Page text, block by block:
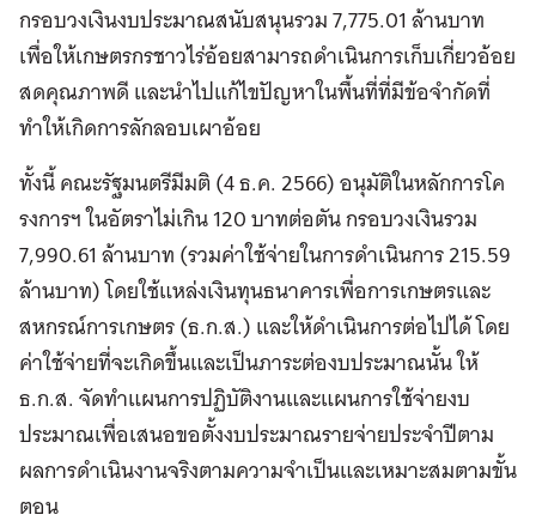
กรอบวงเงินงบประมาณสนับสนุนรวม 7,775.01 ล้านบาท
เพื่อให้เกษตรกรชาวไร่อ้อยสามารถดำเนินการเก็บเกี่ยวอ้อย
สดคุณภาพดี และนำไปแก้ไขปัญหาในพื้นที่ที่มีข้อจำกัดที่
ทำให้เกิดการลักลอบเผาอ้อย
ทั้งนี้ คณะรัฐมนตรีมีมติ (4 ธ.ค. 2566) อนุมัติในหลักการโค
รงการฯ ในอัตราไม่เกิน 120 บาทต่อตัน กรอบวงเงินรวม
7,990.61 ล้านบาท (รวมค่าใช้จ่ายในการดำเนินการ 215.59
ล้านบาท) โดยใช้แหล่งเงินทุนธนาคารเพื่อการเกษตรและ
สหกรณ์การเกษตร (ธ.ก.ส.) และให้ดำเนินการต่อไปได้ โดย
ค่าใช้จ่ายที่จะเกิดขึ้นและเป็นภาระต่องบประมาณนั้น ให้
ธ.ก.ส. จัดทำแผนการปฏิบัติงานและแผนการใช้จ่ายงบ
ประมาณเพื่อเสนอขอตั้งงบประมาณรายจ่ายประจำปีตาม
ผลการดำเนินงานจริงตามความจำเป็นและเหมาะสมตามขั้น
ตอน